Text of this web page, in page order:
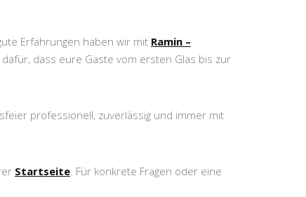
Erfahrungen haben wir mit Ramin –
dass eure Gäste vom ersten Glas bis zur
professionell, zuverlässig und immer mit
Startseite. Für konkrete Fragen oder eine